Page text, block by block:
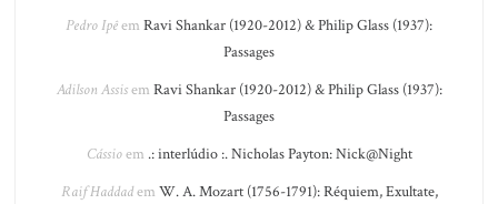
Pedro Ipêem Ravi Shankar (1920-2012) & Philip Glass (1937):
Passages
Adilson Assisem Ravi Shankar (1920-2012) & Philip Glass (1937):
Passages
Cássioem .: interlúdio :. Nicholas Payton: Nick@Night
Raif Haddadem W. A. Mozart (1756-1791): Réquiem, Exultate,